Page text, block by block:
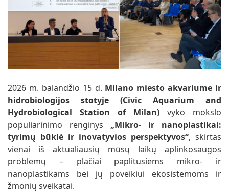
2026 m. balandžio 15 d. Milano miesto akvariume ir
hidrobiologijos stotyje (Civic Aquarium and
Hydrobiological Station of Milan) vyko mokslo
populiarinimo renginys
„Mikro- ir nanoplastikai:
tyrimų būklė ir inovatyvios perspektyvos“, skirtas
vienai iš aktualiausių mūsų laikų aplinkosaugos
problemų – plačiai paplitusiems mikro- ir
nanoplastikams bei jų poveikiui ekosistemoms ir
žmonių sveikatai.